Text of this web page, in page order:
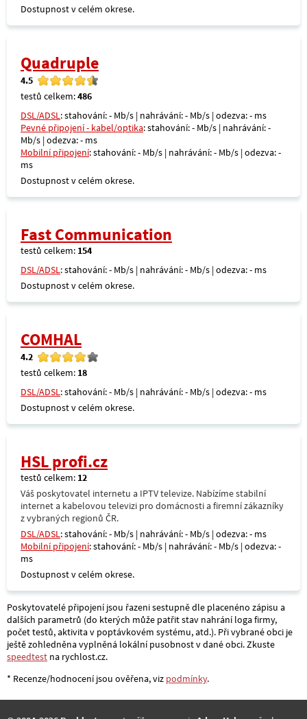
Dostupnost v celém okrese.
Quadruple
4.5
testů celkem:486
DSL/ADSL: stahování: - Mb/s | nahrávání: - Mb/s | odezva: - ms
Pevné připojení - kabel/optika: stahování: - Mb/s | nahrávání: -
Mb/s | odezva: - ms
Mobilní připojení: stahování: - Mb/s | nahrávání: - Mb/s | odezva: -
ms
Dostupnost v celém okrese.
Fast Communication
testů celkem: 154
DSL/ADSL: stahování: - Mb/s | nahrávání: - Mb/s | odezva: - ms
Dostupnost v celém okrese.
COMHAL
4.2
testů celkem: 18
DSL/ADSL: stahování: - Mb/s | nahrávání: - Mb/s | odezva: - ms
Dostupnost v celém okrese.
HSL profi.cz
testů celkem: 12
Váš poskytovatel internetu a IPTV televize. Nabízíme stabilní
internet a kabelovou televizi pro domácnosti a firemní zákazníky
z vybraných regionů ČR.
DSL/ADSL: stahování: - Mb/s | nahrávání: - Mb/s | odezva: - ms
Mobilní připojení: stahování: - Mb/s | nahrávání: - Mb/s | odezva: -
ms
Dostupnost v celém okrese.
Poskytovatelé připojení jsou řazeni sestupně dle placenéno zápisu a
dalších parametrů (do kterých může patřit stav nahrání loga firmy,
počet testů, aktivita v poptávkovém systému, atd.). Při vybrané obci je
ještě zohledněna vyplněná lokální pusobnost v dané obci. Zkuste
speedtest na rychlost.cz.
* Recenze/hodnocení jsou ověřena, viz podmínky.